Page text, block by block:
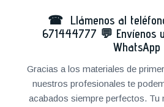
☎ Llámenos al
671444777 💬 Envíenos
WhatsApp
Gracias a los materiales de
nuestros profesionales te
acabados siempre perfectos. Tu